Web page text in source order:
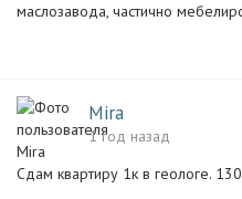
маслозавода, частично
Mira
1 год назад
Сдам квартиру 1к в геологе.